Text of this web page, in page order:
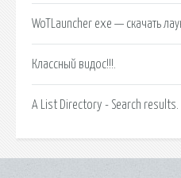
WoTLauncher exe — скачать
Классный видос!!!.
A List Directory - Search results.